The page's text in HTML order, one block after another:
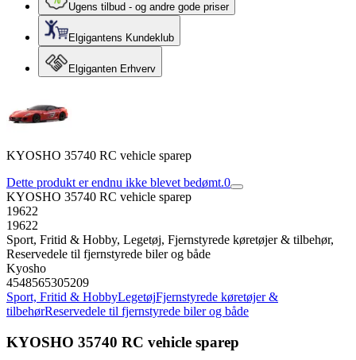
Ugens tilbud - og andre gode priser
Elgigantens Kundeklub
Elgiganten Erhverv
KYOSHO 35740 RC vehicle sparep
Dette produkt er endnu ikke blevet bedømt.0
KYOSHO 35740 RC vehicle sparep
19622
19622
Sport, Fritid & Hobby, Legetøj, Fjernstyrede køretøjer & tilbehør,
Reservedele til fjernstyrede biler og både
Kyosho
4548565305209
Sport, Fritid & HobbyLegetøjFjernstyrede køretøjer &
tilbehørReservedele til fjernstyrede biler og både
KYOSHO 35740 RC vehicle sparep